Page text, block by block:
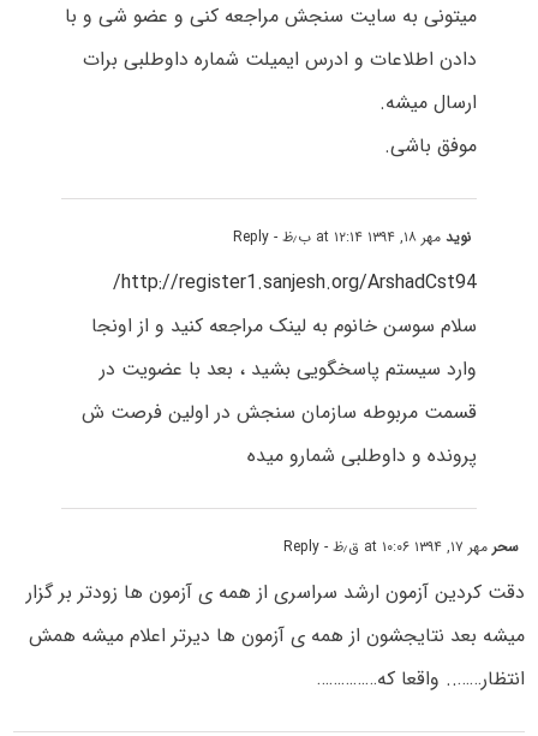
میتونی به سایت سنجش مراجعه کنی و عضو شی و با
دادن اطلاعات و ادرس ایمیلت شماره داوطلبی برات
ارسال میشه.
موفق باشی.
نویدمهر ۱۸, ۱۳۹۴ at ۱۲:۱۴ ب٫ظ - Reply
http://register1.sanjesh.org/ArshadCst94/
سلام سوسن خانوم به لینک مراجعه کنید و از اونجا
وارد سیستم پاسخگویی بشید ، بعد با عضویت در
قسمت مربوطه سازمان سنجش در اولین فرصت ش
پرونده و داوطلبی شمارو میده
سحر مهر ۱۷, ۱۳۹۴ at ۱۰:۰۶ ق٫ظ - Reply
دقت کردین آزمون ارشد سراسری از همه ی آزمون ها زودتر بر گزار
میشه بعد نتایجشون از همه ی آزمون ها دیرتر اعلام میشه همش
انتظار…….. واقعا که……………